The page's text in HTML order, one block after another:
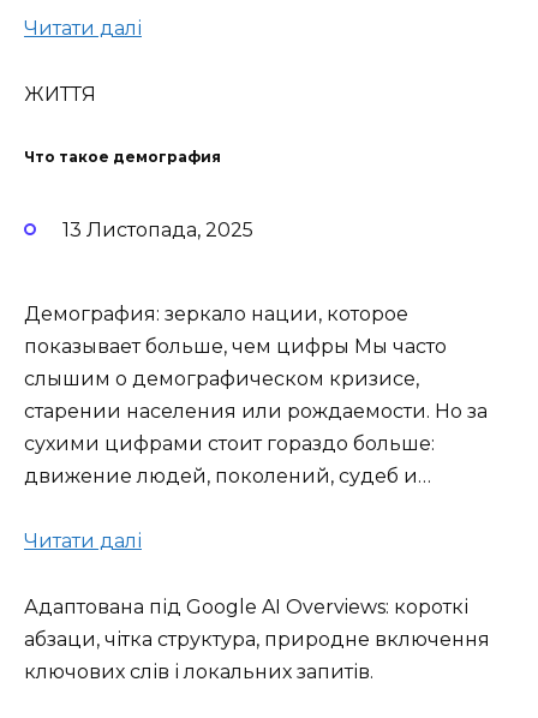
Читати далі
ЖИТТЯ
Что такое демография
13 Листопада, 2025
Демография: зеркало нации, которое
показывает больше, чем цифры Мы часто
слышим о демографическом кризисе,
старении населения или рождаемости. Но за
сухими цифрами стоит гораздо больше:
движение людей, поколений, судеб и…
Читати далі
Адаптована під Google AI Overviews: короткі
абзаци, чітка структура, природне включення
ключових слів і локальних запитів.